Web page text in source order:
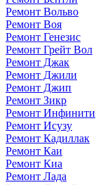
Ремонт Вольво
Ремонт Воя
Ремонт Генезис
Ремонт Грейт Вол
Ремонт Джак
Ремонт Джили
Ремонт Джип
Ремонт Зикр
Ремонт Инфинити
Ремонт Исузу
Ремонт Кадиллак
Ремонт Каи
Ремонт Киа
Ремонт Лада